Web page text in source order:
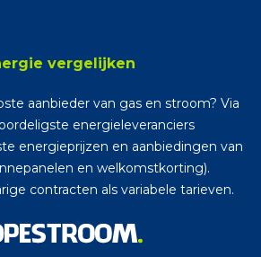
vergelijken
aanbieder van gas en stroom? Via
energieleveranciers
energieprijzen en aanbiedingen van
en welkomstkorting).
contracten als variabele tarieven.